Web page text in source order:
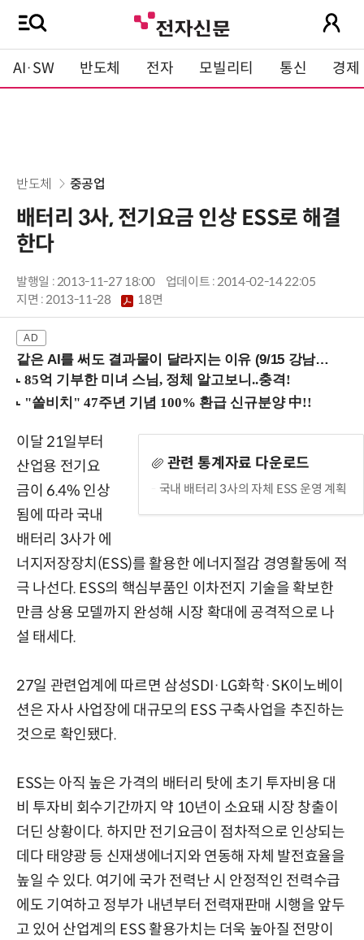
AI·SW 반도체 전자 모빌리티 통신 경제
반도체 중공업
배터리 3사, 전기요금 인상 ESS로 해결
한다
발행일 : 2013-11-27 18:00
업데이트 : 2014-02-14 22:05
지면 :2013-11-28 18면
같은 AI를 써도 결과물이 달라지는 이유 (9/15 강남역)
관련 통계자료 다운로드
국내 배터리 3사의 자체 ESS 운영 계획
이달 21일부터
산업용 전기요
금이 6.4% 인상
됨에 따라 국내
배터리 3사가 에
너지저장장치(ESS)를 활용한 에너지절감 경영활동에 적
극 나선다. ESS의 핵심부품인 이차전지 기술을 확보한
만큼 상용 모델까지 완성해 시장 확대에 공격적으로 나
설 태세다.
27일 관련업계에 따르면 삼성SDI·LG화학·SK이노베이
션은 자사 사업장에 대규모의 ESS 구축사업을 추진하는
것으로 확인됐다.
ESS는 아직 높은 가격의 배터리 탓에 초기 투자비용 대
비 투자비 회수기간까지 약 10년이 소요돼 시장 창출이
더딘 상황이다. 하지만 전기요금이 점차적으로 인상되는
데다 태양광 등 신재생에너지와 연동해 자체 발전효율을
높일 수 있다. 여기에 국가 전력난 시 안정적인 전력수급
에도 기여하고 정부가 내년부터 전력재판매 시행을 앞두
고 있어 산업계의 ESS 활용가치는 더욱 높아질 전망이